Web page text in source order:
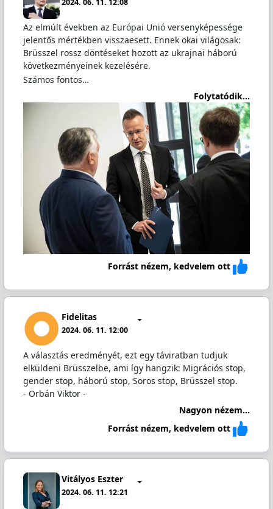
Az elmúlt években az Európai Unió versenyképessége
jelentős mértékben visszaesett. Ennek okai világosak:
Brüsszel rossz döntéseket hozott az ukrajnai háború
következményeinek kezelésére.
Számos fontos…
Folytatódik...
Forrást nézem, kedvelem ott
Fidelitas
2024. 06. 11. 12:00
A választás eredményét, ezt egy táviratban tudjuk
elküldeni Brüsszelbe, ami így hangzik: Migrációs stop,
gender stop, háború stop, Soros stop, Brüsszel stop.
- Orbán Viktor -
Nagyon nézem...
Forrást nézem, kedvelem ott
Vitályos Eszter
2024. 06. 11. 12:21